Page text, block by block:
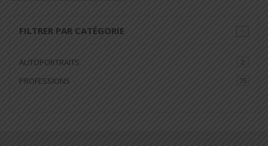
FILTRER PAR CATÉGORIE
AUTOPORTRAITS 2
PROFESSIONS 75